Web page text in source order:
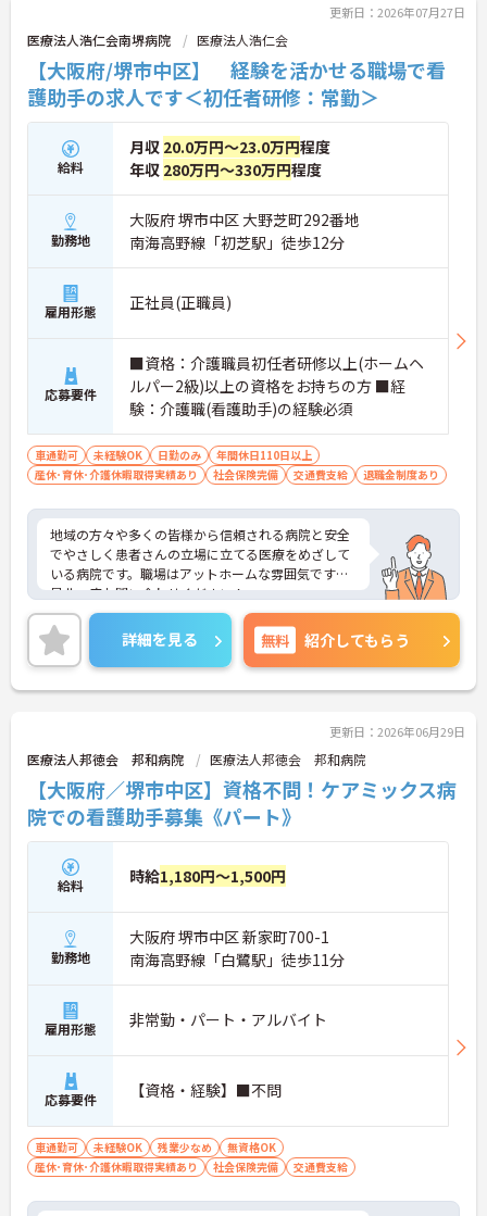
更新日：2026年07月27日
医療法人浩仁会南堺病院 医療法人浩仁会
【大阪府/堺市中区】 経験を活かせる職場で看
護助手の求人です＜初任者研修：常勤＞
給料
月収 20.0万円～23.0万円程度
年収 280万円～330万円程度
勤務地
大阪府 堺市中区 大野芝町292番地
南海高野線「初芝駅」徒歩12分
雇用形態 正社員(正職員)
応募要件
■資格：介護職員初任者研修以上(ホームヘ
ルパー2級)以上の資格をお持ちの方 ■経
験：介護職(看護助手)の経験必須
車通勤可 未経験OK 日勤のみ
年間休日110日以上
産休･育休･介護休暇取得実績あり
社会保険完備 交通費支給 退職金制度あり
地域の方々や多くの皆様から信頼される病院と安全
でやさしく患者さんの立場に立てる医療をめざして
いる病院です。職場はアットホームな雰囲気です。
是非一度お問い合わせください！
詳細を見る 無料 紹介してもらう
更新日：2026年06月29日
医療法人邦徳会 邦和病院 医療法人邦徳会 邦和病院
【大阪府／堺市中区】資格不問！ケアミックス病
院での看護助手募集《パート》
給料 時給1,180円～1,500円
勤務地
大阪府 堺市中区 新家町700-1
南海高野線「白鷺駅」徒歩11分
雇用形態 非常勤・パート・アルバイト
応募要件 【資格・経験】■不問
車通勤可 未経験OK 残業少なめ
無資格OK
産休･育休･介護休暇取得実績あり
社会保険完備 交通費支給